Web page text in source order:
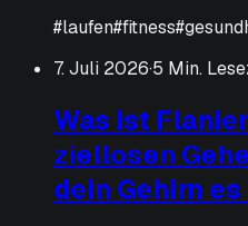
#laufen#fitness#
7. Juli 2026·5 Min.
Was ist
ziellosen
dein Gehirn